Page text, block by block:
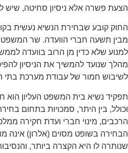
הצעת פשרה אלא ניסיון סחיטה, שיש
החוק קובע שבחירת הנשיא נעשית
מבין תשעה חברי הוועדה. שר
למנוע שלא כדין מן הרוב בוועדה
מהלך שנועד להמשיך את הניסיון
לשיבוש חמור של עבודת מערכת
תפקיד נשיא בית המשפט העליון
וכולל, בין היתר, סמכויות בתחום
הרכבים, מינוי חברי ועדת חקירה
הבחירה בשופט מסוים (אלרון) אינה
שנותרה לו היא הקצרה ביותר,